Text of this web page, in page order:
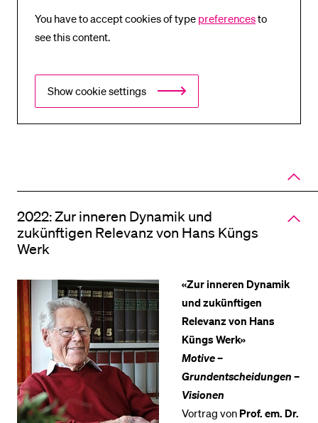
You have to accept cookies of type preferencesto
see this content.
Show cookie settings
Close
panel
of
2022: Zur inneren Dynamik und
zukünftigen Relevanz von Hans Küngs
Werk
«Zur inneren Dynamik
und zukünftigen
Relevanz von Hans
Küngs Werk»
Motive –
Grundentscheidungen –
Visionen
Vortrag von Prof. em. Dr.